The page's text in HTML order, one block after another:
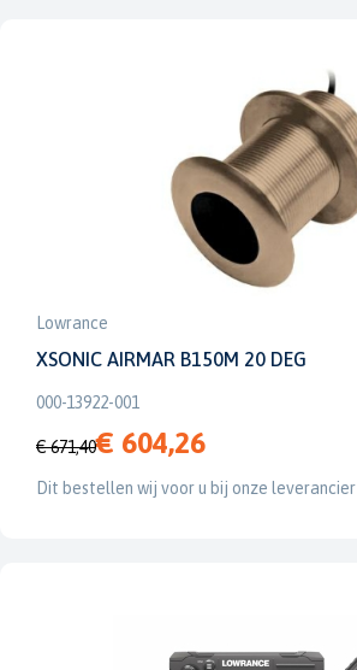
Lowrance
XSONIC AIRMAR B150M 20 DEG
000-13922-001
€ 671,40€ 604,26
Dit bestellen wij voor u bij onze leverancier